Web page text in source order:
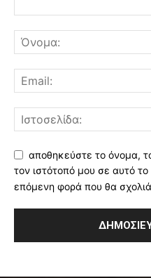
αποθηκεύστε το όνομα,
τον ιστότοπό μου σε αυτό
επόμενη φορά που θα